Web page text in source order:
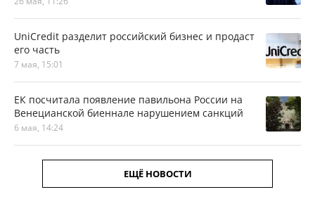
UniCredit разделит российский бизнес и продаст
его часть
7 мая, 15:01
ЕК посчитала появление павильона России на
Венецианской биеннале нарушением санкций
6 мая, 14:24
ЕЩЁ НОВОСТИ